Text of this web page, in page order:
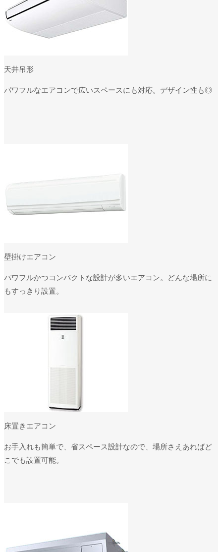
天井吊形
パワフルなエアコンで広いスペースにも対応。デザイン性も◎
壁掛けエアコン
パワフルかつコンパクトな設計が多いエアコン。どんな場所に
もすっきり設置。
床置きエアコン
お手入れも簡単で、省スペース設計なので、場所さえあればど
こでも設置可能。